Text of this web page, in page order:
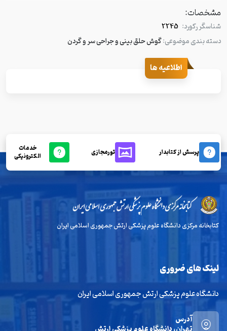
مشخصات:
شناسگر رکورد: 2245
دسته بندی موضوعی:گوش حلق بینی و جراحی سر و گردن
اطلاعیه ها
پرسش از کتابدار تورمجازی خدمات
الکترونیکی
کتابخانه مرکزی دانشگاه علوم پزشکی ارتش جمهوری اسلامی ایران
لینک های ضروری
دانشگاه علوم پزشکی ارتش جمهوری اسلامی ایران
آدرس